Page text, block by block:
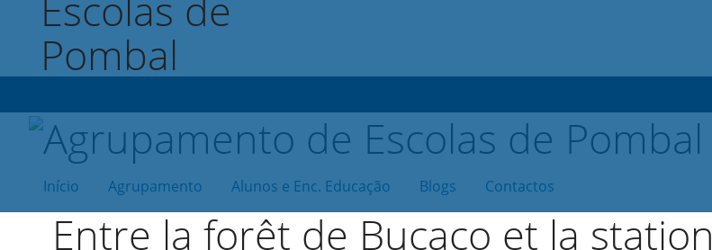
Início Agrupamento Alunos e Enc. Educação Blogs Contactos
Entre la forêt de Buçaco et la station